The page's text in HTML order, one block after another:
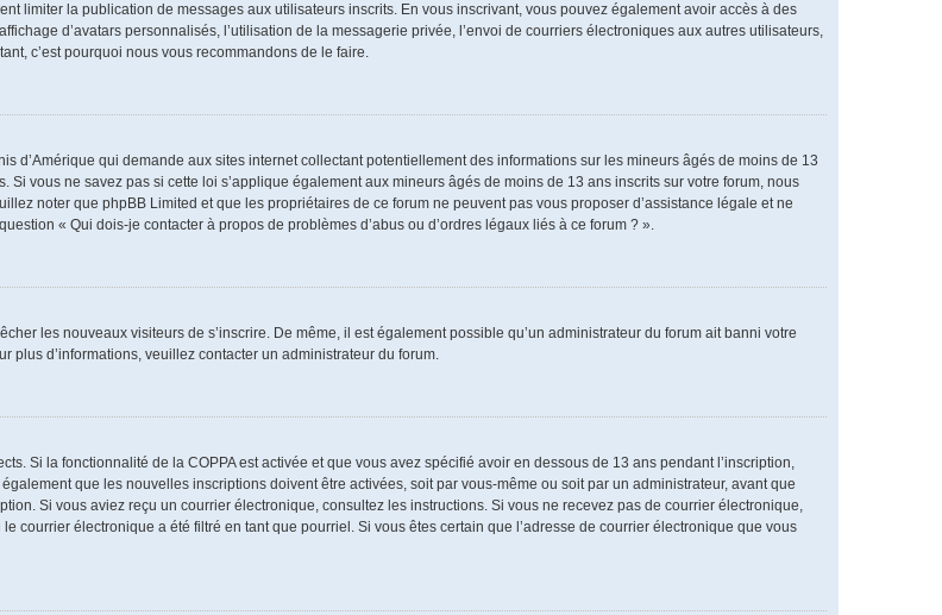
limiter la publication de messages aux utilisateurs inscrits. En vous inscrivant, vous pouvez également avoir accès à des
d’avatars personnalisés, l’utilisation de la messagerie privée, l’envoi de courriers électroniques aux autres utilisateurs,
c’est pourquoi nous vous recommandons de le faire.
d’Amérique qui demande aux sites internet collectant potentiellement des informations sur les mineurs âgés de moins de 13
vous ne savez pas si cette loi s’applique également aux mineurs âgés de moins de 13 ans inscrits sur votre forum, nous
noter que phpBB Limited et que les propriétaires de ce forum ne peuvent pas vous proposer d’assistance légale et ne
« Qui dois-je contacter à propos de problèmes d’abus ou d’ordres légaux liés à ce forum ? ».
les nouveaux visiteurs de s’inscrire. De même, il est également possible qu’un administrateur du forum ait banni votre
plus d’informations, veuillez contacter un administrateur du forum.
Si la fonctionnalité de la COPPA est activée et que vous avez spécifié avoir en dessous de 13 ans pendant l’inscription,
que les nouvelles inscriptions doivent être activées, soit par vous-même ou soit par un administrateur, avant que
Si vous aviez reçu un courrier électronique, consultez les instructions. Si vous ne recevez pas de courrier électronique,
courrier électronique a été filtré en tant que pourriel. Si vous êtes certain que l’adresse de courrier électronique que vous